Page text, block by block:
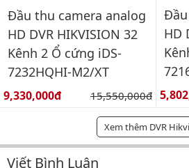
Đầu thu camera analog
HD DVR HIKVISION 32
Kênh 2 Ổ cứng iDS-
7232HQHI-M2/XT
Giá bán:
9,330,000đ Giá gốc:
15,550,000đ
HD
Giá
Xem thêm DVR
Viết Bình Luận